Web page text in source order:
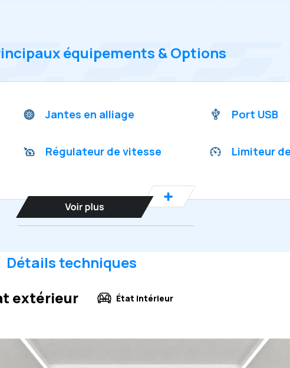
équipements & Options
Jantes en alliage Port USB
Régulateur de vitesse Limiteur
Détails techniques
extérieur
État intérieur